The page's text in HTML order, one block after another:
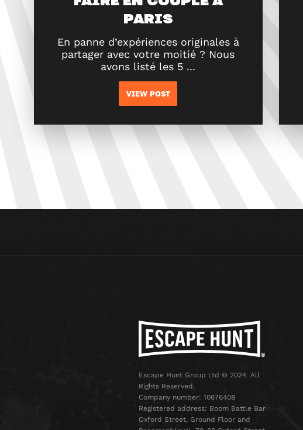
PARIS
En panne d’expériences originales à
partager avec votre moitié ? Nous
avons listé les 5 ...
VIEW POST
Escape Hunt Group Ltd © 2024. All
Rights Reserved.
Company number: 10676408
Registered address: Boom Battle Bar
Oxford Street, Ground Floor and